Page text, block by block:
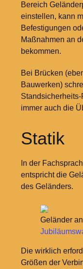
Bereich
einstellen, kann
Befestigungen
Maßnahmen an
bekommen.
Bei Brücken
Bauwerken)
immer auch die
Statik
In der
entspricht die
des Geländers.
Geländer
Die wirklich
Größen der